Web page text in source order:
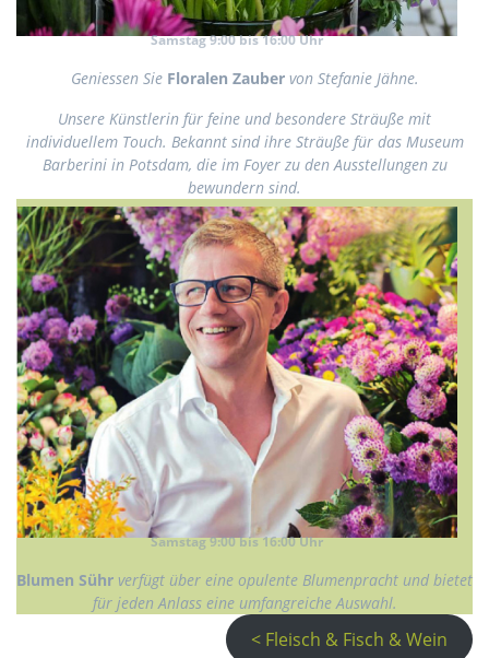
Samstag 9:00 bis 16:00 Uhr
Geniessen Sie Floralen Zauber von Stefanie Jähne.
Unsere Künstlerin für feine und besondere Sträuße mit
individuellem Touch. Bekannt sind ihre Sträuße für das Museum
Barberini in Potsdam, die im Foyer zu den Ausstellungen zu
bewundern sind.
Samstag 9:00 bis 16:00 Uhr
Blumen Sühr verfügt über eine opulente Blumenpracht und bietet
für jeden Anlass eine umfangreiche Auswahl.
< Fleisch & Fisch & Wein